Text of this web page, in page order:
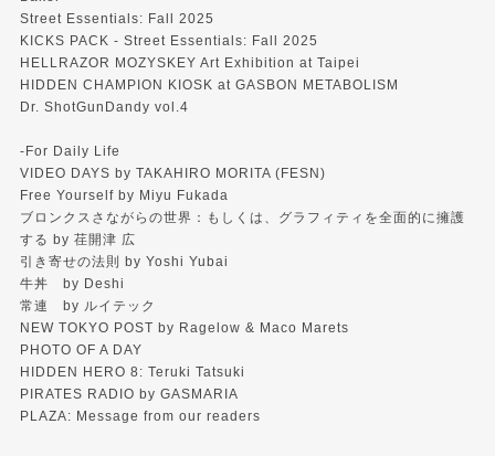
Street Essentials: Fall 2025
KICKS PACK - Street Essentials: Fall 2025
HELLRAZOR MOZYSKEY Art Exhibition at Taipei
HIDDEN CHAMPION KIOSK at GASBON METABOLISM
Dr. ShotGunDandy vol.4
-For Daily Life
VIDEO DAYS by TAKAHIRO MORITA (FESN)
Free Yourself by Miyu Fukada
ブロンクスさながらの世界：もしくは、グラフィティを全面的に擁護
する by 荏開津 広
引き寄せの法則 by Yoshi Yubai
牛丼 by Deshi
常連 by ルイテック
NEW TOKYO POST by Ragelow & Maco Marets
PHOTO OF A DAY
HIDDEN HERO 8: Teruki Tatsuki
PIRATES RADIO by GASMARIA
PLAZA: Message from our readers